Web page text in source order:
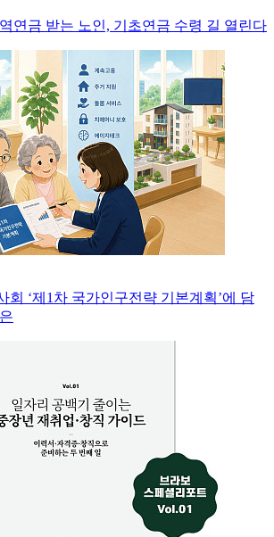
연금 받는 노인, 기초연금 수령 길 열린다
회 ‘제1차 국가인구전략 기본계획’에 담